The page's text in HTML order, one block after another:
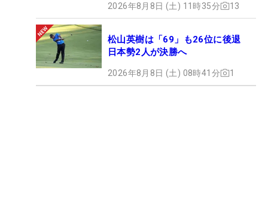
2026年8月8日 (土) 11時35分 13
松山英樹は「69」も26位に後退
日本勢2人が決勝へ
2026年8月8日 (土) 08時41分 1